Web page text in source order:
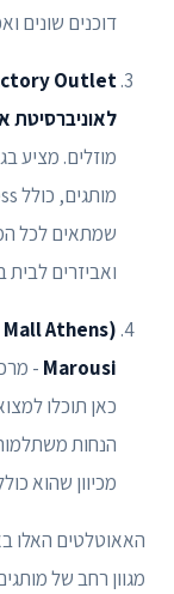
דוכנים שונים
לאוניברסיטת
מוזלים. מציע
שמתאים לכל
ואביזרים
Marousi
-
כאן תוכלו
הנחות
מכיוון שהוא
האאוטלטים האלו
מגוון רחב של